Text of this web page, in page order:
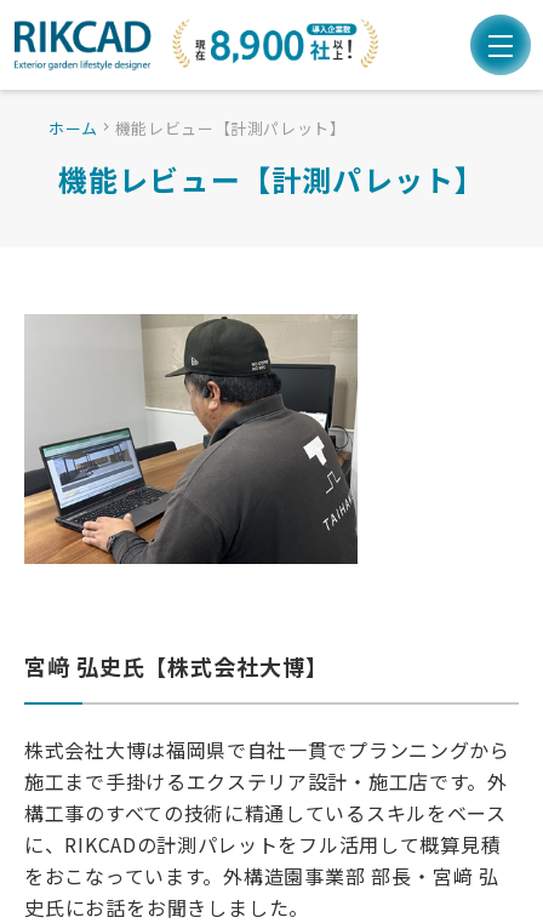
ホーム chevron_right 機能レビュー【計測パレット】
機能レビュー【計測パレット】
宮﨑 弘史氏【株式会社大博】
株式会社大博は福岡県で自社一貫でプランニングから
施工まで手掛けるエクステリア設計・施工店です。外
構工事のすべての技術に精通しているスキルをベース
に、RIKCADの計測パレットをフル活用して概算見積
をおこなっています。 外構造園事業部 部長・ 宮﨑 弘
史氏にお話をお聞きしました。